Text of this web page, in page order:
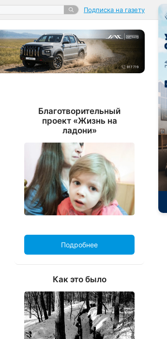
Подписка на газету
Благотворительный
проект «Жизнь на
ладони»
Подробнее
Как это было